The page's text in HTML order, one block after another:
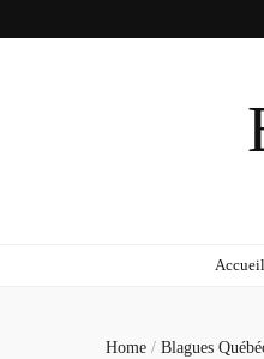
Accueil
Home / Blagues